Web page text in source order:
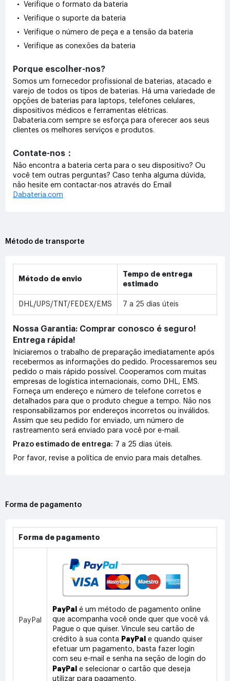
• Verifique o formato da bateria
• Verifique o suporte da bateria
• Verifique o número de peça e a tensão da bateria
• Verifique as conexões da bateria
Porque escolher-nos?
Somos um fornecedor profissional de baterias, atacado e
varejo de todos os tipos de baterias. Há uma variedade de
opções de baterias para laptops, telefones celulares,
dispositivos médicos e ferramentas elétricas.
Dabateria.com sempre se esforça para oferecer aos seus
clientes os melhores serviços e produtos.
Contate-nos：
Não encontra a bateria certa para o seu dispositivo? Ou
você tem outras perguntas? Caso tenha alguma dúvida,
não hesite em contactar-nos através do Email
Dabateria.com
Método de transporte
Método de envio
Tempo de entrega
estimado
DHL/UPS/TNT/FEDEX/EMS 7 a 25 dias úteis
Nossa Garantia: Comprar conosco é seguro!
Entrega rápida!
Iniciaremos o trabalho de preparação imediatamente após
recebermos as informações do pedido. Processaremos seu
pedido o mais rápido possível. Cooperamos com muitas
empresas de logística internacionais, como DHL, EMS.
Forneça um endereço e número de telefone corretos e
detalhados para que o produto chegue a tempo. Não nos
responsabilizamos por endereços incorretos ou inválidos.
Assim que seu pedido for enviado, um número de
rastreamento será enviado para você por e-mail.
Prazo estimado de entrega: 7 a 25 dias úteis.
Por favor, revise a política de envio para mais detalhes.
Forma de pagamento
Forma de pagamento
PayPal
PayPal
é um método de pagamento online
que acompanha você onde quer que você vá.
Pague o que quiser. Vincule seu cartão de
crédito à sua conta PayPal
e quando quiser
efetuar um pagamento, basta fazer login
com seu e-mail e senha na seção de login do
PayPal
e selecionar o cartão que deseja
utilizar para pagamento.